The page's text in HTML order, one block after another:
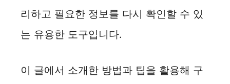
리하고 필요한 정보를 다시 확인할 수 있
는 유용한 도구입니다.
이 글에서 소개한 방법과 팁을 활용해 구